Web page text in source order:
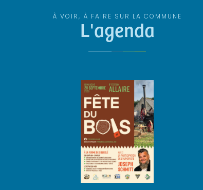
À VOIR, À FAIRE SUR LA COMMUNE
L'agenda